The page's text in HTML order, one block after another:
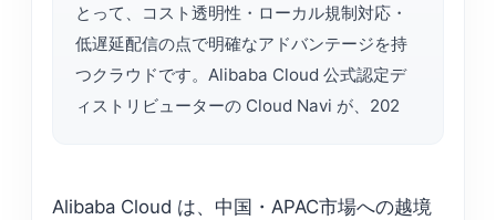
とって、コスト透明性・ローカル規制対応・
低遅延配信の点で明確なアドバンテージを持
つクラウドです。Alibaba Cloud 公式認定デ
ィストリビューターの Cloud Navi が、202
Alibaba Cloud は、中国・APAC市場への越境